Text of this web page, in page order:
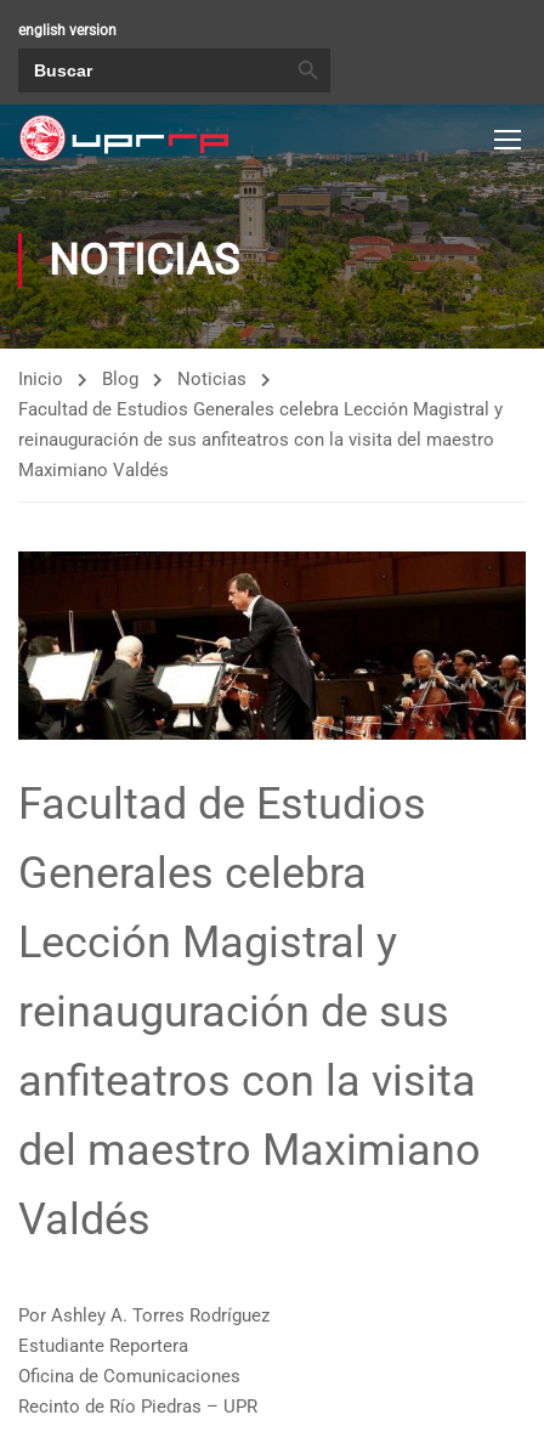
english version
NOTICIAS
Inicio Blog
Noticias
Facultad de Estudios Generales celebra Lección Magistral y
reinauguración de sus anfiteatros con la visita del maestro
Maximiano Valdés
Facultad de Estudios
Generales celebra
Lección Magistral y
reinauguración de sus
anfiteatros con la visita
del maestro Maximiano
Valdés
Por Ashley A. Torres Rodríguez
Estudiante Reportera
Oficina de Comunicaciones
Recinto de Río Piedras – UPR